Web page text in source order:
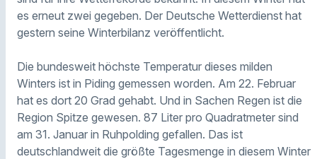
es erneut zwei gegeben. Der Deutsche Wetterdienst hat
gestern seine Winterbilanz veröffentlicht.
Die bundesweit höchste Temperatur dieses milden
Winters ist in Piding gemessen worden. Am 22. Februar
hat es dort 20 Grad gehabt. Und in Sachen Regen ist die
Region Spitze gewesen. 87 Liter pro Quadratmeter sind
am 31. Januar in Ruhpolding gefallen. Das ist
deutschlandweit die größte Tagesmenge in diesem Winter